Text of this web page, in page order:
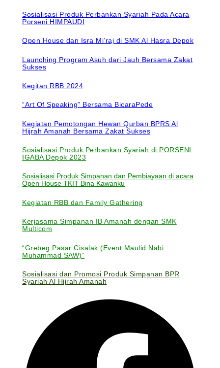
Sosialisasi Produk Perbankan Syariah Pada Acara
Porseni HIMPAUDI
Open House dan Isra Mi’raj di SMK Al Hasra Depok
Launching Program Asuh dari Jauh Bersama Zakat
Sukses
Kegitan RBB 2024
“Art Of Speaking” Bersama BicaraPede
Kegiatan Pemotongan Hewan Qurban BPRS Al
Hijrah Amanah Bersama Zakat Sukses
Sosialisasi Produk Perbankan Syariah di PORSENI
IGABA Depok 2023
Sosialisasi Produk Simpanan dan Pembiayaan di acara
Open House TKIT Bina Kawanku
Kegiatan RBB dan Family Gathering
Kerjasama Simpanan IB Amanah dengan SMK
Multicom
“Grebeg Pasar Cisalak (Event Maulid Nabi
Muhammad SAW)”
Sosialisasi dan Promosi Produk Simpanan BPR
Syariah Al Hijrah Amanah